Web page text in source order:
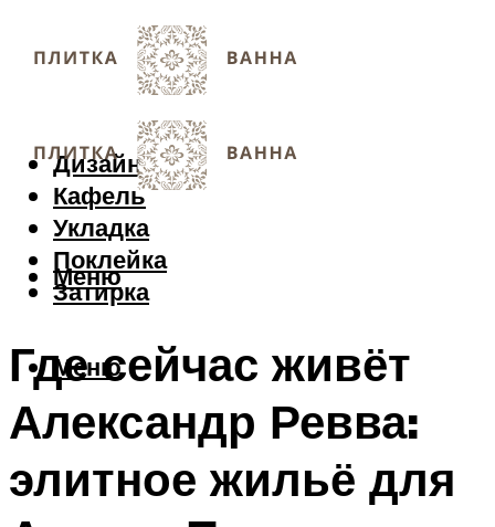
Дизайн
Кафель
Укладка
Поклейка
Затирка
Меню
Меню
Где сейчас живёт
Александр Ревва:
элитное жильё для